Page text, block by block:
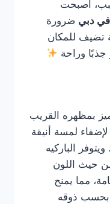
أصبحت
في دبي ضرورة
تضيف للمكان
وراحة
بمظهره القريب
لمسة أنيقة
الباركيه
حيث اللون
مما يمنح
بحسب ذوقه